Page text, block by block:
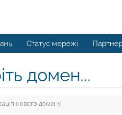
Статус мережі
домен...
нового домену